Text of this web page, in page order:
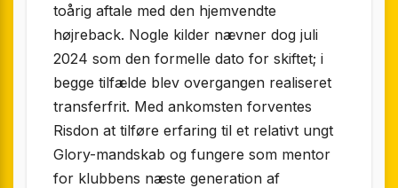
toårig aftale med den hjemvendte
højreback. Nogle kilder nævner dog juli
2024 som den formelle dato for skiftet; i
begge tilfælde blev overgangen realiseret
transferfrit. Med ankomsten forventes
Risdon at tilføre erfaring til et relativt ungt
Glory-mandskab og fungere som mentor
for klubbens næste generation af